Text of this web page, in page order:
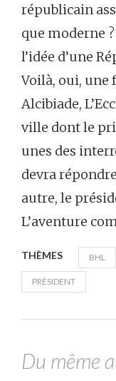
républicain
que moderne
l’idée d’une
Voilà, oui, une
Alcibiade,
ville dont le
unes des
devra
autre, le
L’aventure
THÈMES BHL
PRÉSIDENT
Du même